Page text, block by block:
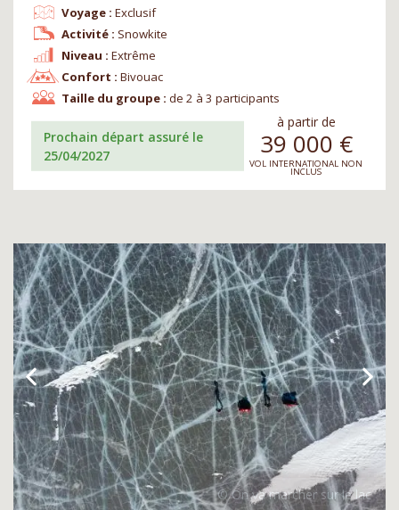
Niveau : Extrême
Voyage : Exclusif
Confort : Bivouac
Activité : Snowkite
Taille du groupe : de 2 à 3 participants
Prochain départ assuré le
25/04/2027
à partir de
39 000 €
VOL INTERNATIONAL NON
INCLUS